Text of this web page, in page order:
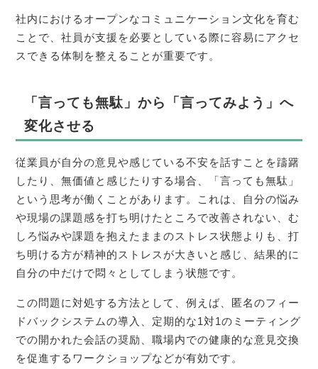
社内におけるオープンなコミュニケーション文化を育む
ことで、社員が支援を必要としている際に容易にアクセ
スできる体制を整えることが重要です。
「言っても無駄」から「言ってみよう」へ
変化させる
従業員が自分の意見や感じている不安を話すことを躊躇
したり、無価値と感じたりする場合、「言っても無駄」
という思考が働くことがあります。これは、自分の悩み
や現場の課題感を打ち明けたところで改善されない、む
しろ悩みや課題を抱えたままのストレス状態よりも、打
ち明ける方が精神的ストレスが大きいと感じ、結果的に
自分の中だけで悶々としてしまう状態です。
この問題に対処する方法として、例えば、匿名のフィー
ドバックシステムの導入、定期的な1対1のミーティング
での開かれた会話の奨励、職場内での健康的な意見交換
を促進するワークショップなどが有効です。